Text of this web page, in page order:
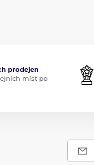
prodejen
míst po